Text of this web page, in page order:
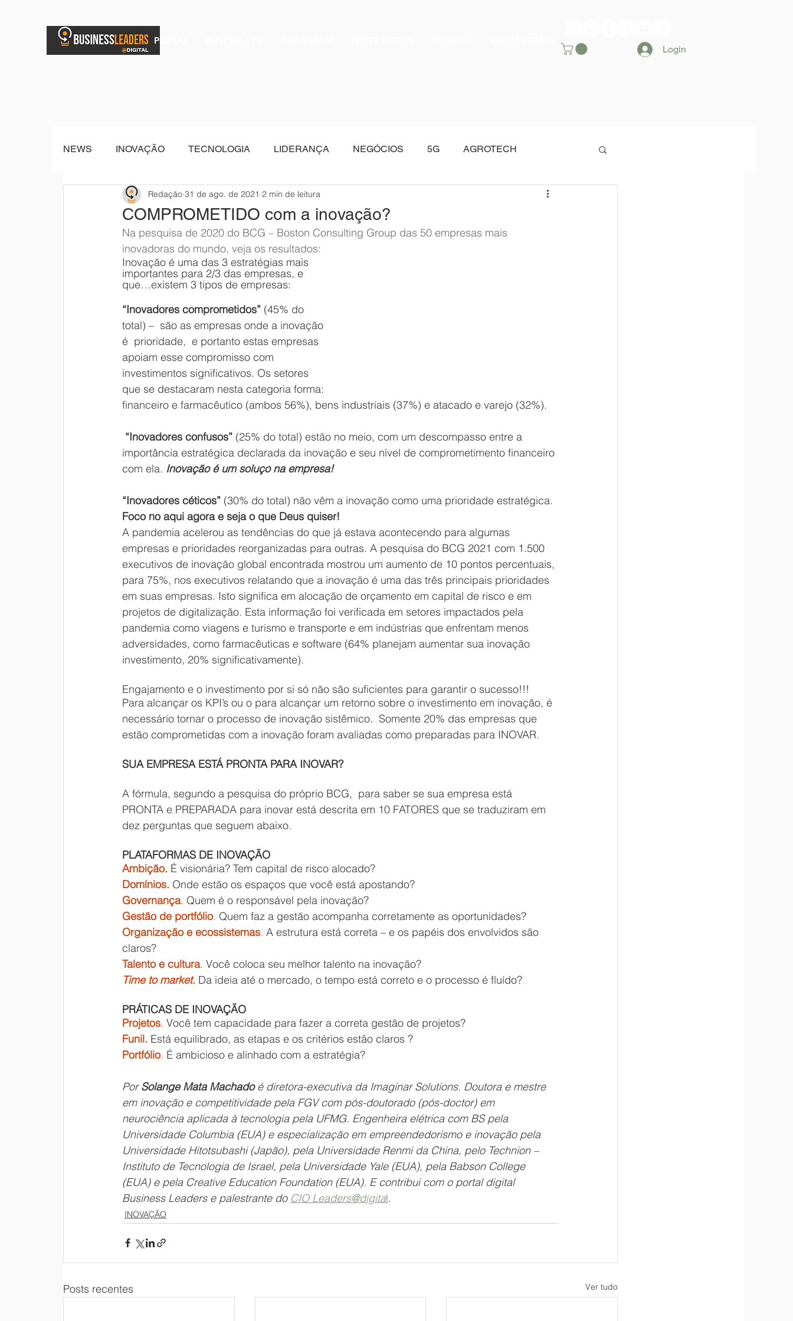
PORTAL
Login
NEWS INOVAÇÃO TECNOLOGIA LIDERANÇA NEGÓCIOS 5G AGROTECH
BRAND POST Senior Sistemas Oracle
COMPROMETIDO com a inovação?
Redação 31 de ago. de 2021 2 min de leitura
Na pesquisa de 2020 do BCG – Boston Consulting Group das 50 empresas mais
inovadoras do mundo, veja os resultados:
Inovação é uma das 3 estratégias mais
importantes para 2/3 das empresas, e
que…existem 3 tipos de empresas:
“Inovadores comprometidos” (45% do
total) –  são as empresas onde a inovação
é  prioridade,  e portanto estas empresas
apoiam esse compromisso com
investimentos significativos. Os setores
que se destacaram nesta categoria forma:
financeiro e farmacêutico (ambos 56%), bens industriais (37%) e atacado e varejo (32%).
“Inovadores confusos” (25% do total) estão no meio, com um descompasso entre a
importância estratégica declarada da inovação e seu nível de comprometimento financeiro
com ela. Inovação é um soluço na empresa!
“Inovadores céticos” (30% do total) não vêm a inovação como uma prioridade estratégica.
Foco no aqui agora e seja o que Deus quiser!
A pandemia acelerou as tendências do que já estava acontecendo para algumas
empresas e prioridades reorganizadas para outras. A pesquisa do BCG 2021 com 1.500
executivos de inovação global encontrada mostrou um aumento de 10 pontos percentuais,
para 75%, nos executivos relatando que a inovação é uma das três principais prioridades
em suas empresas. Isto significa em alocação de orçamento em capital de risco e em
projetos de digitalização. Esta informação foi verificada em setores impactados pela
pandemia como viagens e turismo e transporte e em indústrias que enfrentam menos
adversidades, como farmacêuticas e software (64% planejam aumentar sua inovação
investimento, 20% significativamente).
Engajamento e o investimento por si só não são suficientes para garantir o sucesso!!!
Para alcançar os KPI’s ou o para alcançar um retorno sobre o investimento em inovação, é
necessário tornar o processo de inovação sistêmico.  Somente 20% das empresas que
estão comprometidas com a inovação foram avaliadas como preparadas para INOVAR.
SUA EMPRESA ESTÁ PRONTA PARA INOVAR?
A fórmula, segundo a pesquisa do próprio BCG,  para saber se sua empresa está
PRONTA e PREPARADA para inovar está descrita em 10 FATORES que se traduziram em
dez perguntas que seguem abaixo.
PLATAFORMAS DE INOVAÇÃO
Ambição. É visionária? Tem capital de risco alocado?
Domínios. Onde estão os espaços que você está apostando?
Governança. Quem é o responsável pela inovação?
Gestão de portfólio. Quem faz a gestão acompanha corretamente as oportunidades?
Organização e ecossistemas. A estrutura está correta – e os papéis dos envolvidos são
claros?
Talento e cultura. Você coloca seu melhor talento na inovação?
Time to market. Da ideia até o mercado, o tempo está correto e o processo é fluído?
PRÁTICAS DE INOVAÇÃO
Projetos. Você tem capacidade para fazer a correta gestão de projetos?
Funil. Está equilibrado, as etapas e os critérios estão claros ?
Portfólio. É ambicioso e alinhado com a estratégia?
Por Solange Mata Machado é diretora-executiva da Imaginar Solutions. Doutora e mestre
em inovação e competitividade pela FGV com pós-doutorado (pós-doctor) em
neurociência aplicada à tecnologia pela UFMG. Engenheira elétrica com BS pela
Universidade Columbia (EUA) e especialização em empreendedorismo e inovação pela
Universidade Hitotsubashi (Japão), pela Universidade Renmi da China, pelo Technion –
Instituto de Tecnologia de Israel, pela Universidade Yale (EUA), pela Babson College
(EUA) e pela Creative Education Foundation (EUA). E contribui com o portal digital
Business Leaders e palestrante do CIO Leaders@digital.
INOVAÇÃO
Posts recentes Ver tudo